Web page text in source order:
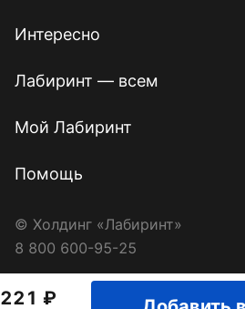
221
Интересно
Лабиринт — всем
Мой Лабиринт
Помощь
© Холдинг «Лабиринт»
8 800 600-95-25